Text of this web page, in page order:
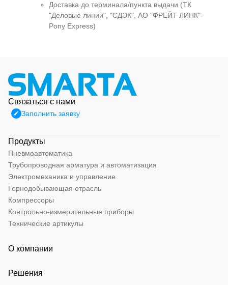
Доставка до терминала/пункта выдачи (ТК
"Деловые линии", "СДЭК", АО "ФРЕЙТ ЛИНК"-
Pony Express)
Связаться с нами
Заполнить заявку
Продукты
Пневмоавтоматика
Трубопроводная арматура и автоматизация
Электромеханика и управление
Горнодобывающая отрасль
Компрессоры
Контрольно-измерительные приборы
Технические артикулы
О компании
Решения